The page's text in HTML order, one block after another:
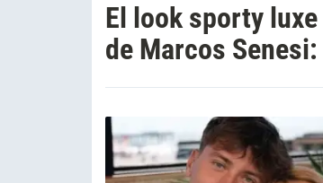
El look sporty
de Marcos